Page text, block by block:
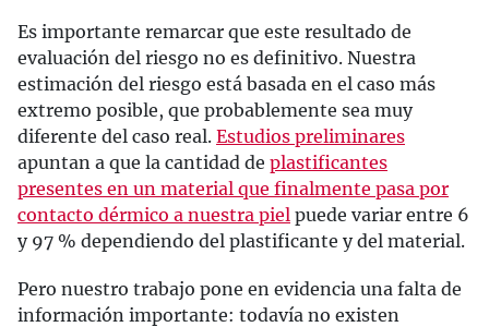
Es importante remarcar que este resultado de
evaluación del riesgo no es definitivo. Nuestra
estimación del riesgo está basada en el caso más
extremo posible, que probablemente sea muy
diferente del caso real. Estudios preliminares
apuntan a que la cantidad de plastificantes
presentes en un material que finalmente pasa por
contacto dérmico a nuestra piel puede variar entre 6
y 97 % dependiendo del plastificante y del material.
Pero nuestro trabajo pone en evidencia una falta de
información importante: todavía no existen